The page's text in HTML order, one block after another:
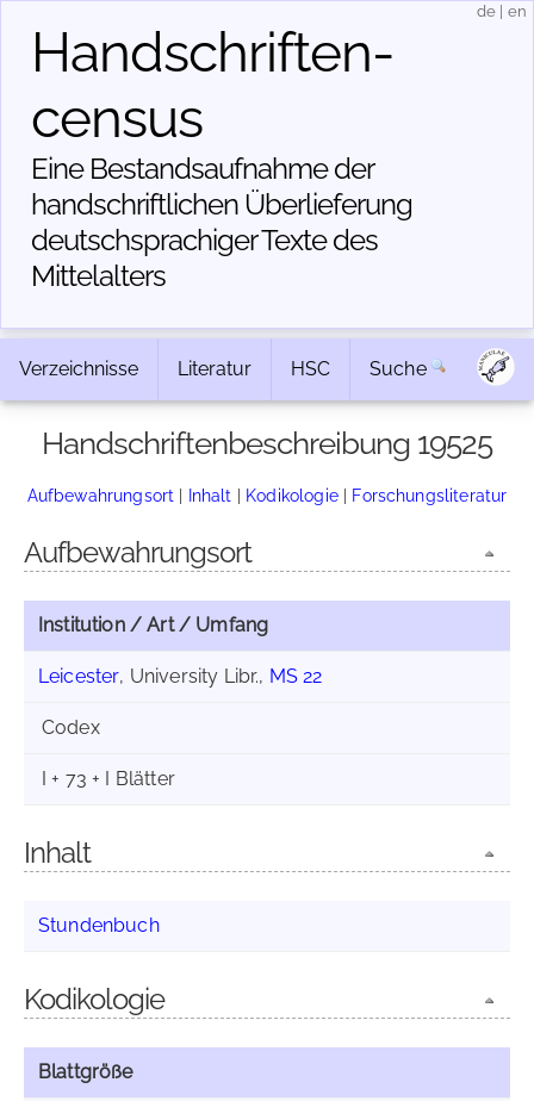
Handschriften­
census
Eine Bestandsaufnahme der
handschriftlichen Über­lieferung
deutschsprachiger Texte des
Mittelalters
de en
Verzeichnisse Literatur HSC Suche
Handschriftenbeschreibung 19525
Aufbewahrungsort | Inhalt | Kodikologie| Forschungsliteratur
Aufbewahrungsort
Institution / Art / Umfang
Leicester, University Libr., MS 22
Codex
I + 73 + I Blätter
Inhalt
Stundenbuch
Kodikologie
Blattgröße